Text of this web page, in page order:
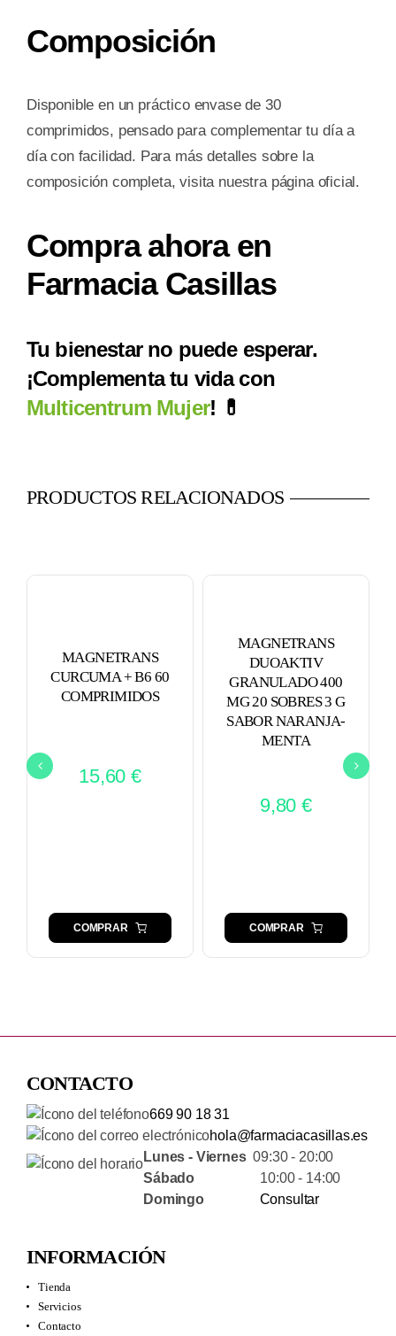
Composición
Disponible en un práctico envase de 30
comprimidos, pensado para complementar tu día a
día con facilidad. Para más detalles sobre la
composición completa, visita nuestra página oficial.
Compra ahora en
Farmacia Casillas
Tu bienestar no puede esperar.
¡Complementa tu vida con
Multicentrum Mujer! 💊
PRODUCTOS RELACIONADOS
MAGNETRANS
CURCUMA + B6 60
COMPRIMIDOS
15,60 €
COMPRAR
MAGNETRANS
DUOAKTIV
GRANULADO 400
MG 20 SOBRES 3 G
SABOR NARANJA-
MENTA
9,80€
COMPRAR
CONTACTO
669 90 18 31
hola@farmaciacasillas.es
Lunes - Viernes09:30 - 20:00
Sábado 10:00 - 14:00
Domingo
Consultar
INFORMACIÓN
Tienda
Servicios
Contacto